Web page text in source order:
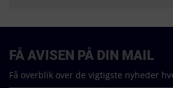
FÅ AVISEN PÅ DIN MAIL
Få overblik over de vigtigste nyheder